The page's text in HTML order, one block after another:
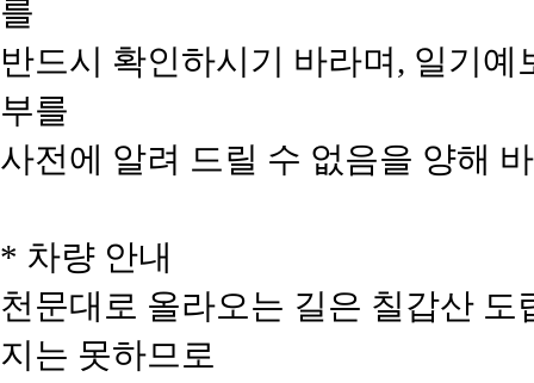
를
반드시 확인하시기 바라며, 일기
부를
사전에 알려 드릴 수 없음을 양해
* 차량 안내
천문대로 올라오는 길은 칠갑산
지는 못하므로